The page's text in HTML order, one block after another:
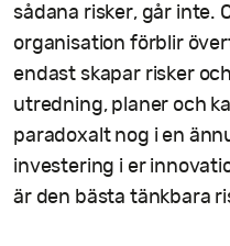
sådana risker, går inte.
organisation förblir
endast skapar risker
utredning, planer och
paradoxalt nog i en
investering i er
är den bästa tänkbara